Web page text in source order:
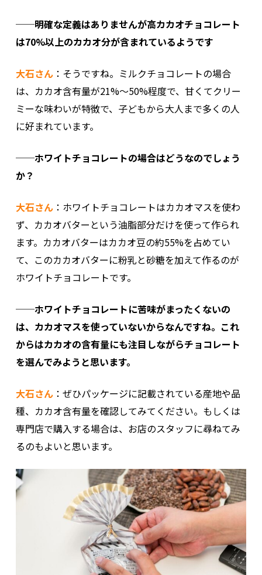
──明確な定義はありませんが高カカオチョコレート
は70%以上のカカオ分が含まれているようです
大石さん：そうですね。ミルクチョコレートの場合
は、カカオ含有量が21%～50%程度で、甘くてクリー
ミーな味わいが特徴で、子どもから大人まで多くの人
に好まれています。
──ホワイトチョコレートの場合はどうなのでしょう
か？
大石さん：ホワイトチョコレートはカカオマスを使わ
ず、カカオバターという油脂部分だけを使って作られ
ます。カカオバターはカカオ豆の約55%を占めてい
て、このカカオバターに粉乳と砂糖を加えて作るのが
ホワイトチョコレートです。
──ホワイトチョコレートに苦味がまったくないの
は、カカオマスを使っていないからなんですね。これ
からはカカオの含有量にも注目しながらチョコレート
を選んでみようと思います。
大石さん：ぜひパッケージに記載されている産地や品
種、カカオ含有量を確認してみてください。もしくは
専門店で購入する場合は、お店のスタッフに尋ねてみ
るのもよいと思います。